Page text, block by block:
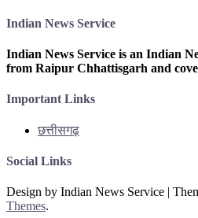
Indian News Service
Indian News Service is an Indian
from Raipur Chhattisgarh and
Important Links
छत्तीसगढ़
Social Links
Design by Indian News Service |
Themes.